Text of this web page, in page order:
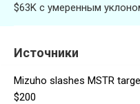
$63K с умеренным
Источники
Mizuho slashes MSTR
$200